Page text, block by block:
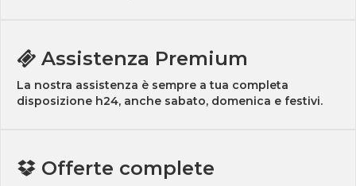
Assistenza Premium
La nostra assistenza è sempre a tua completa
disposizione h24, anche sabato, domenica e festivi.
Offerte complete